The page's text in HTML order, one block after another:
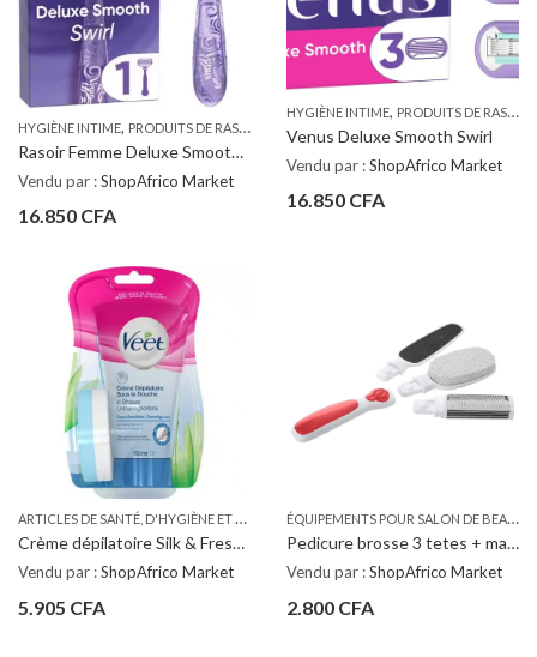
HYGIÈNE INTIME, PRODUITS DE RASAGE ET D'ÉPILATION
Rasoir Femme Deluxe Smooth Swirl VENUS
Vendu par :ShopAfrico Market
16.850 CFA
HYGIÈNE INTIME, PRODUITS DE RASAGE ET D'ÉPILATION
Venus Deluxe Smooth Swirl
Vendu par :ShopAfrico Market
16.850 CFA
A
RTICLES DE SANTÉ, D'HYGIÈNE ET DE SOINS PERSONNELS ,HYGIÈNE INTIME,
Crème dépilatoire Silk & Fresh sous la douche VEET
Vendu par :ShopAfrico Market
5.905 CFA
É
QUIPEMENTS POUR SALON DE BEAUTÉ, DE COIFFURE ET SPA
Pedicure brosse 3 tetes + manche FIVE
Vendu par :ShopAfrico Market
2.800 CFA